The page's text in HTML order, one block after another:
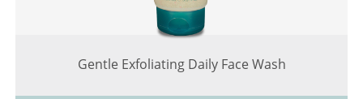
Gentle Exfoliating Daily Face Wash